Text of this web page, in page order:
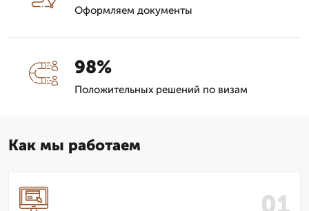
Оформляем документы
98%
Положительных решений по визам
Как мы работаем